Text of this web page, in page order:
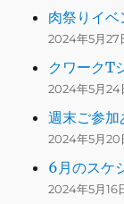
肉祭りイ
2024年5月27
クワークT
2024年5月24
週末ご参
2024年5月20
6月のスケ
2024年5月16